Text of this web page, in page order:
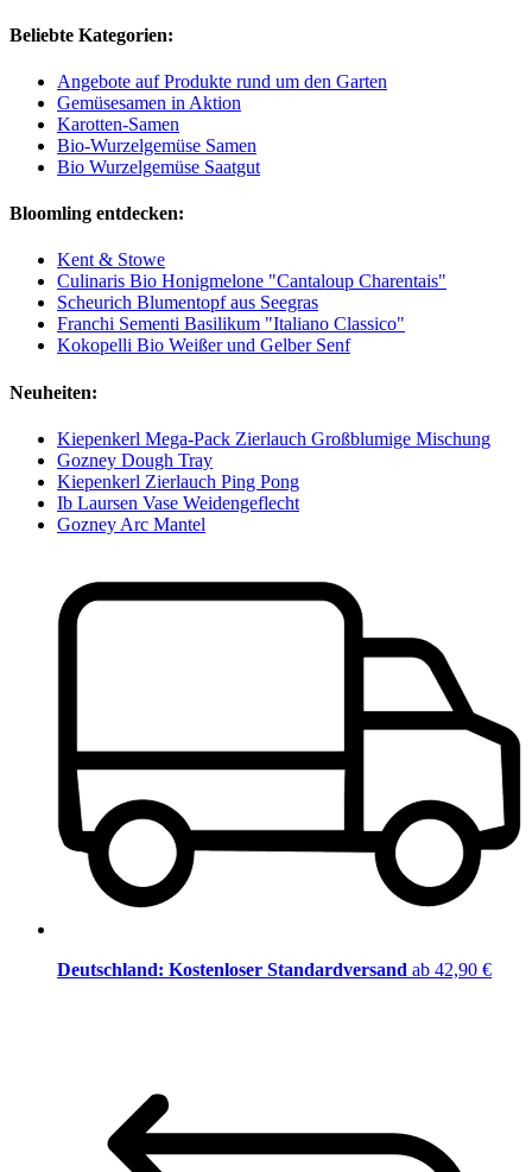
Beliebte Kategorien:
Angebote auf Produkte rund um den Garten
Gemüsesamen in Aktion
Karotten-Samen
Bio-Wurzelgemüse Samen
Bio Wurzelgemüse Saatgut
Bloomling entdecken:
Kent & Stowe
Culinaris Bio Honigmelone "Cantaloup Charentais"
Scheurich Blumentopf aus Seegras
Franchi Sementi Basilikum "Italiano Classico"
Kokopelli Bio Weißer und Gelber Senf
Neuheiten:
Kiepenkerl Mega-Pack Zierlauch Großblumige Mischung
Gozney Dough Tray
Kiepenkerl Zierlauch Ping Pong
Ib Laursen Vase Weidengeflecht
Gozney Arc Mantel
Deutschland: Kostenloser Standardversand ab 42,90 €